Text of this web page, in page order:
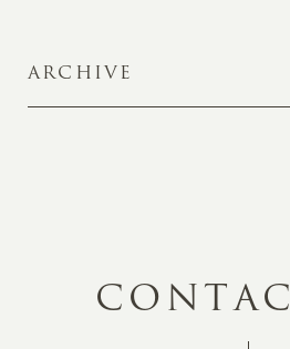
ARCHIVE
CONTAC